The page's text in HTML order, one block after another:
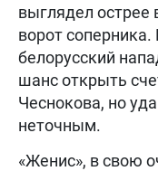
выглядел острее
ворот
белорусский
шанс открыть
Чеснокова, но
неточным.
«Женис», в свою